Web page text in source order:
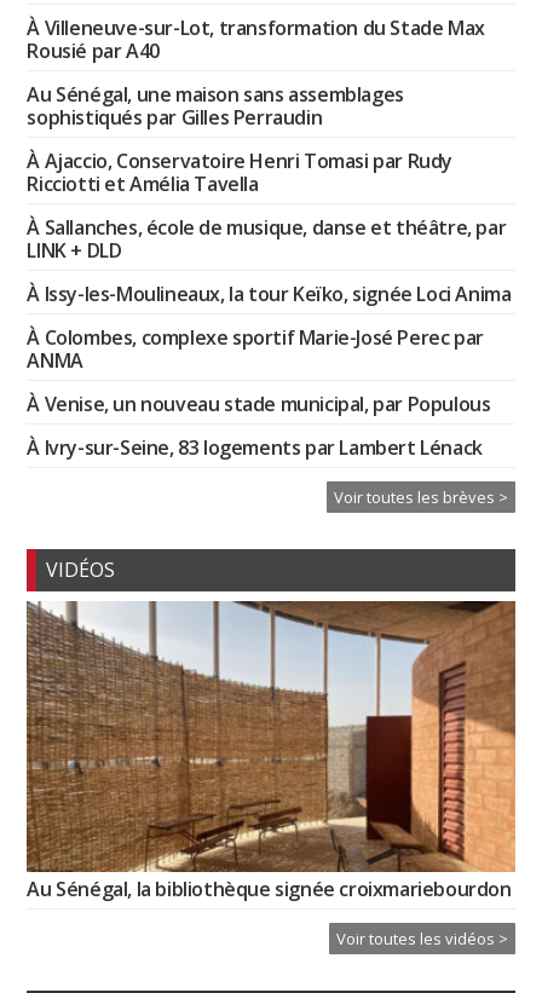
À Villeneuve-sur-Lot, transformation du Stade Max
Rousié par A40
Au Sénégal, une maison sans assemblages
sophistiqués par Gilles Perraudin
À Ajaccio, Conservatoire Henri Tomasi par Rudy
Ricciotti et Amélia Tavella
À Sallanches, école de musique, danse et théâtre, par
LINK + DLD
À Issy-les-Moulineaux, la tour Keïko, signée Loci Anima
À Colombes, complexe sportif Marie-José Perec par
ANMA
À Venise, un nouveau stade municipal, par Populous
À Ivry-sur-Seine, 83 logements par Lambert Lénack
Voir toutes les brèves >
VIDÉOS
Au Sénégal, la bibliothèque signée croixmariebourdon
Voir toutes les vidéos >